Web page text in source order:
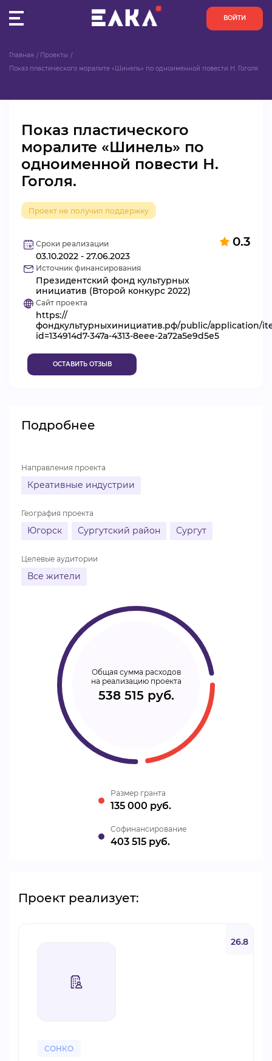
ВОЙТИ
ПУЛЬС
КОНКУРСЫ
ОРГАНИЗАЦИИ
АКТИВИСТЫ
БАЗА ЗНАНИЙ
ВИДЕОКУРСЫ
ВОЙТИ
Главная
Проекты
Показ пластического моралите «Шинель» по одноименной повести Н. Гоголя.
Показ пластического
моралите «Шинель» по
одноименной повести Н.
Гоголя.
Проект не получил поддержку
0.3
Сроки реализации
03.10.2022 - 27.06.2023
Источник финансирования
Президентский фонд культурных
инициатив (Второй конкурс 2022)
Сайт проекта
https://
фондкультурныхинициатив.рф/public/application/
id=134914d7-347a-4313-8eee-2a72a5e9d5e5
ОСТАВИТЬ ОТЗЫВ
Подробнее
Направления проекта
Креативные индустрии
География проекта
Югорск Сургутский район Сургут
Целевые аудитории
Все жители
Общая сумма расходов
на реализацию проекта
538 515 руб.
Размер гранта
135 000 руб.
Cофинансирование
403 515 руб.
Проект реализует:
СОНКО
26.8